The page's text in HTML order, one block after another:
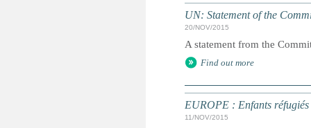
UN: Statement of the
20/NOV/2015
A statement from the
Find out more
EUROPE : Enfants
11/NOV/2015